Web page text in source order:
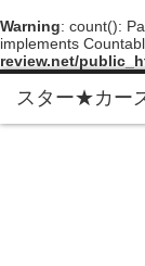
Warning: count():
implements
review.net/